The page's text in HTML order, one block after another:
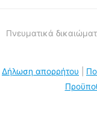
Πνευματικά
Δήλωση απορρήτου